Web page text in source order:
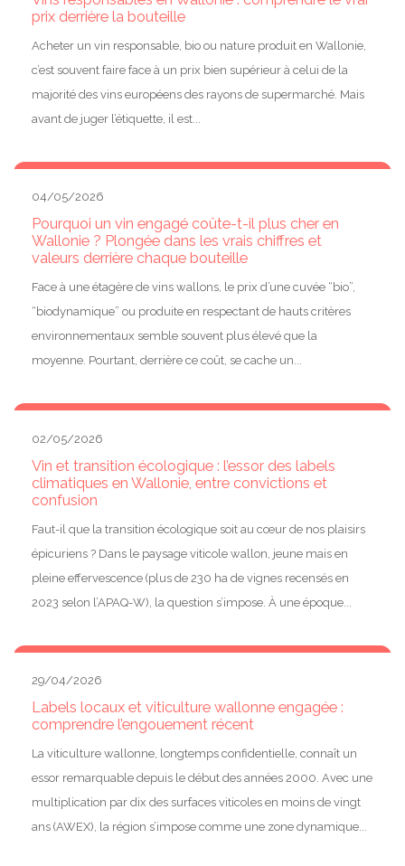
prix derrière la bouteille
Acheter un vin responsable, bio ou nature produit en Wallonie,
c’est souvent faire face à un prix bien supérieur à celui de la
majorité des vins européens des rayons de supermarché. Mais
avant de juger l’étiquette, il est...
04/05/2026
Pourquoi un vin engagé coûte-t-il plus cher en
Wallonie ? Plongée dans les vrais chiffres et
valeurs derrière chaque bouteille
Face à une étagère de vins wallons, le prix d’une cuvée “bio”,
“biodynamique” ou produite en respectant de hauts critères
environnementaux semble souvent plus élevé que la
moyenne. Pourtant, derrière ce coût, se cache un...
02/05/2026
Vin et transition écologique : l’essor des labels
climatiques en Wallonie, entre convictions et
confusion
Faut-il que la transition écologique soit au cœur de nos plaisirs
épicuriens ? Dans le paysage viticole wallon, jeune mais en
pleine effervescence (plus de 230 ha de vignes recensés en
2023 selon l’APAQ-W), la question s’impose. À une époque...
29/04/2026
Labels locaux et viticulture wallonne engagée :
comprendre l’engouement récent
La viticulture wallonne, longtemps confidentielle, connaît un
essor remarquable depuis le début des années 2000. Avec une
multiplication par dix des surfaces viticoles en moins de vingt
ans (AWEX), la région s’impose comme une zone dynamique...